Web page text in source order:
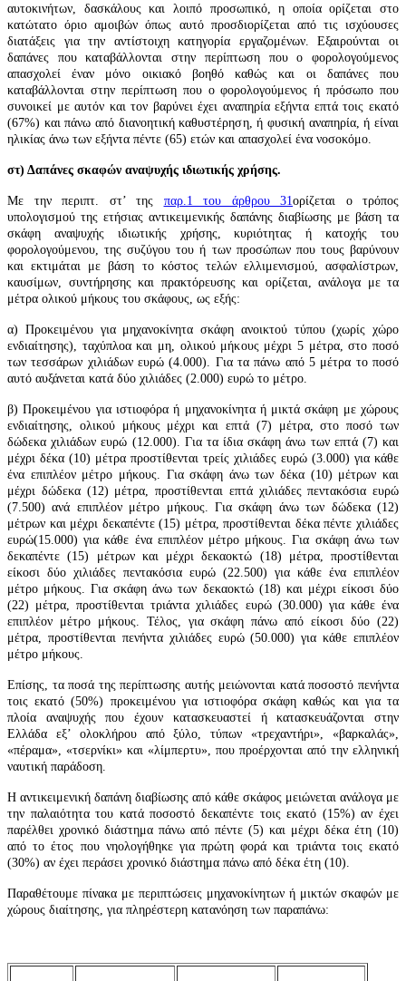
αυτοκινήτων, δασκάλους και λοιπό προσωπικό, η οποία ορίζεται στο
κατώτατο όριο αμοιβών όπως αυτό προσδιορίζεται από τις ισχύουσες
διατάξεις για την αντίστοιχη κατηγορία εργαζομένων. Εξαιρούνται οι
δαπάνες που καταβάλλονται στην περίπτωση που ο φορολογούμενος
απασχολεί έναν μόνο οικιακό βοηθό καθώς και οι δαπάνες που
καταβάλλονται στην περίπτωση που ο φορολογούμενος ή πρόσωπο που
συνοικεί με αυτόν και τον βαρύνει έχει αναπηρία εξήντα επτά τοις εκατό
(67%) και πάνω από διανοητική καθυστέρηση, ή φυσική αναπηρία, ή είναι
ηλικίας άνω των εξήντα πέντε (65) ετών και απασχολεί ένα νοσοκόμο.
στ) Δαπάνες σκαφών αναψυχής ιδιωτικής χρήσης.
Με την περιπτ. στ’ της παρ.1 του άρθρου 31ορίζεται ο τρόπος
υπολογισμού της ετήσιας αντικειμενικής δαπάνης διαβίωσης με βάση τα
σκάφη αναψυχής ιδιωτικής χρήσης, κυριότητας ή κατοχής του
φορολογούμενου, της συζύγου του ή των προσώπων που τους βαρύνουν
και εκτιμάται με βάση το κόστος τελών ελλιμενισμού, ασφαλίστρων,
καυσίμων, συντήρησης και πρακτόρευσης και ορίζεται, ανάλογα με τα
μέτρα ολικού μήκους του σκάφους, ως εξής:
α) Προκειμένου για μηχανοκίνητα σκάφη ανοικτού τύπου (χωρίς χώρο
ενδιαίτησης), ταχύπλοα και μη, ολικού μήκους μέχρι 5 μέτρα, στο ποσό
των τεσσάρων χιλιάδων ευρώ (4.000). Για τα πάνω από 5 μέτρα το ποσό
αυτό αυξάνεται κατά δύο χιλιάδες (2.000) ευρώ το μέτρο.
β) Προκειμένου για ιστιοφόρα ή μηχανοκίνητα ή μικτά σκάφη με χώρους
ενδιαίτησης, ολικού μήκους μέχρι και επτά (7) μέτρα, στο ποσό των
δώδεκα χιλιάδων ευρώ (12.000). Για τα ίδια σκάφη άνω των επτά (7) και
μέχρι δέκα (10) μέτρα προστίθενται τρείς χιλιάδες ευρώ (3.000) για κάθε
ένα επιπλέον μέτρο μήκους. Για σκάφη άνω των δέκα (10) μέτρων και
μέχρι δώδεκα (12) μέτρα, προστίθενται επτά χιλιάδες πεντακόσια ευρώ
(7.500) ανά επιπλέον μέτρο μήκους. Για σκάφη άνω των δώδεκα (12)
μέτρων και μέχρι δεκαπέντε (15) μέτρα, προστίθενται δέκα πέντε χιλιάδες
ευρώ(15.000) για κάθε ένα επιπλέον μέτρο μήκους. Για σκάφη άνω των
δεκαπέντε (15) μέτρων και μέχρι δεκαοκτώ (18) μέτρα, προστίθενται
είκοσι δύο χιλιάδες πεντακόσια ευρώ (22.500) για κάθε ένα επιπλέον
μέτρο μήκους. Για σκάφη άνω των δεκαοκτώ (18) και μέχρι είκοσι δύο
(22) μέτρα, προστίθενται τριάντα χιλιάδες ευρώ (30.000) για κάθε ένα
επιπλέον μέτρο μήκους. Τέλος, για σκάφη πάνω από είκοσι δύο (22)
μέτρα, προστίθενται πενήντα χιλιάδες ευρώ (50.000) για κάθε επιπλέον
μέτρο μήκους.
Επίσης, τα ποσά της περίπτωσης αυτής μειώνονται κατά ποσοστό πενήντα
τοις εκατό (50%) προκειμένου για ιστιοφόρα σκάφη καθώς και για τα
πλοία αναψυχής που έχουν κατασκευαστεί ή κατασκευάζονται στην
Ελλάδα εξ’ ολοκλήρου από ξύλο, τύπων «τρεχαντήρι», «βαρκαλάς»,
«πέραμα», «τσερνίκι» και «λίμπερτυ», που προέρχονται από την ελληνική
ναυτική παράδοση.
Η αντικειμενική δαπάνη διαβίωσης από κάθε σκάφος μειώνεται ανάλογα με
την παλαιότητα του κατά ποσοστό δεκαπέντε τοις εκατό (15%) αν έχει
παρέλθει χρονικό διάστημα πάνω από πέντε (5) και μέχρι δέκα έτη (10)
από το έτος που νηολογήθηκε για πρώτη φορά και τριάντα τοις εκατό
(30%) αν έχει περάσει χρονικό διάστημα πάνω από δέκα έτη (10).
Παραθέτουμε πίνακα με περιπτώσεις μηχανοκίνητων ή μικτών σκαφών με
χώρους διαίτησης, για πληρέστερη κατανόηση των παραπάνω: